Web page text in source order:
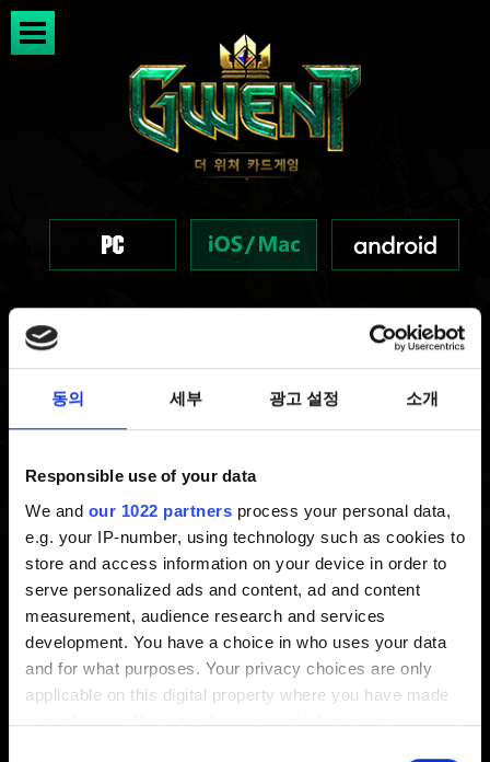
동의 세부 광고 설정 소개
Responsible use of your data
We and our 1022 partners process your personal data,
e.g. your IP-number, using technology such as cookies to
store and access information on your device in order to
serve personalized ads and content, ad and content
measurement, audience research and services
development. You have a choice in who uses your data
and for what purposes. Your privacy choices are only
applicable on this digital property where you have made
your choices. You can change or withdraw your consent
궨트 - 서버 점검(9월 19일
최신 2 년 전 갱신 2 년 전
9월 19일과 20일 오전 10시부터 오후 4시(CEST 기준)
까지 서버 점검으로 인해 궨트를 이용하실 수 없습니다.